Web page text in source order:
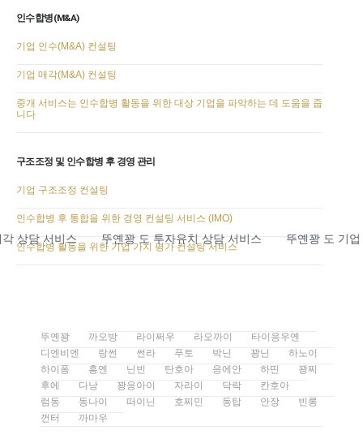
인수합병(M&A)
기업 인수(M&A) 컨설팅
기업 매각(M&A) 컨설팅
중개 서비스는 인수합병 활동을 위한 대상 기업을 파악하는 데 도움을 줍
니다
구조조정 및 인수합병 후 경영 관리
기업 구조조정 컨설팅
인수합병 후 통합을 위한 경영 컨설팅 서비스 (IMO)
인수합병 활동을 위한 기업 가치 평가 컨설팅 서비스
담 서비스 뚜옌꽝 도 투자유치 상담 서비스 뚜옌꽝 도 기업 인
뚜옌꽝 까오방 라이쩌우 라오까이
타이응우옌
디엔비엔
랑썬 썬라 푸토 박닌 꽝닌
하노이
하이퐁
흥옌 닌빈 탄호아 응에안 하띤
꽝찌
후에
다낭 꽝응아이 자라이 닥락
칸호아
럼동
동나이 떠이닌 호찌민 동탑 안장
빈롱
껀터
까마우